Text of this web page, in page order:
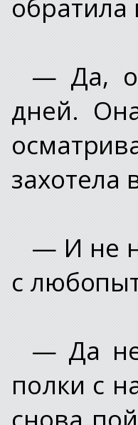
— Да,
дней.
захотела
— И не
с
— Да
полки с